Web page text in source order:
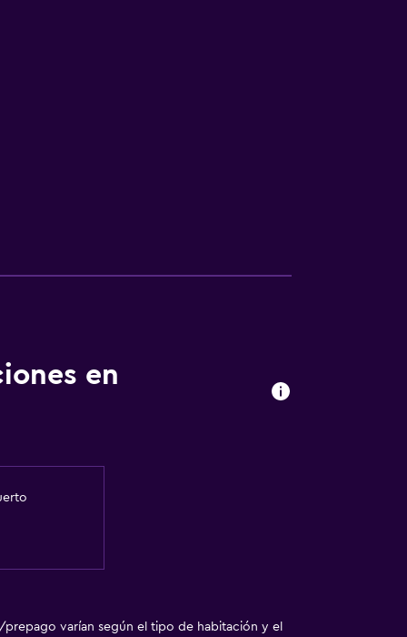
en
varían según el tipo de habitación y el